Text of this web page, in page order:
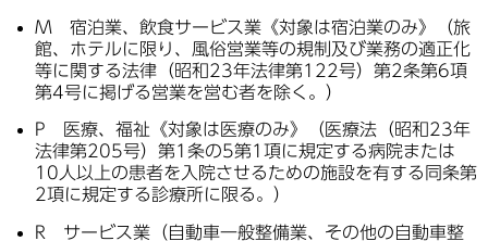
M 宿泊業、飲食サービス業《対象は宿泊業のみ》（旅
館、ホテルに限り、風俗営業等の規制及び業務の適正化
等に関する法律（昭和23年法律第122号）第2条第6項
第4号に掲げる営業を営む者を除く。）
P 医療、福祉《対象は医療のみ》（医療法（昭和23年
法律第205号）第1条の5第1項に規定する病院または
10人以上の患者を入院させるための施設を有する同条第
2項に規定する診療所に限る。）
R サービス業（自動車一般整備業、その他の自動車整